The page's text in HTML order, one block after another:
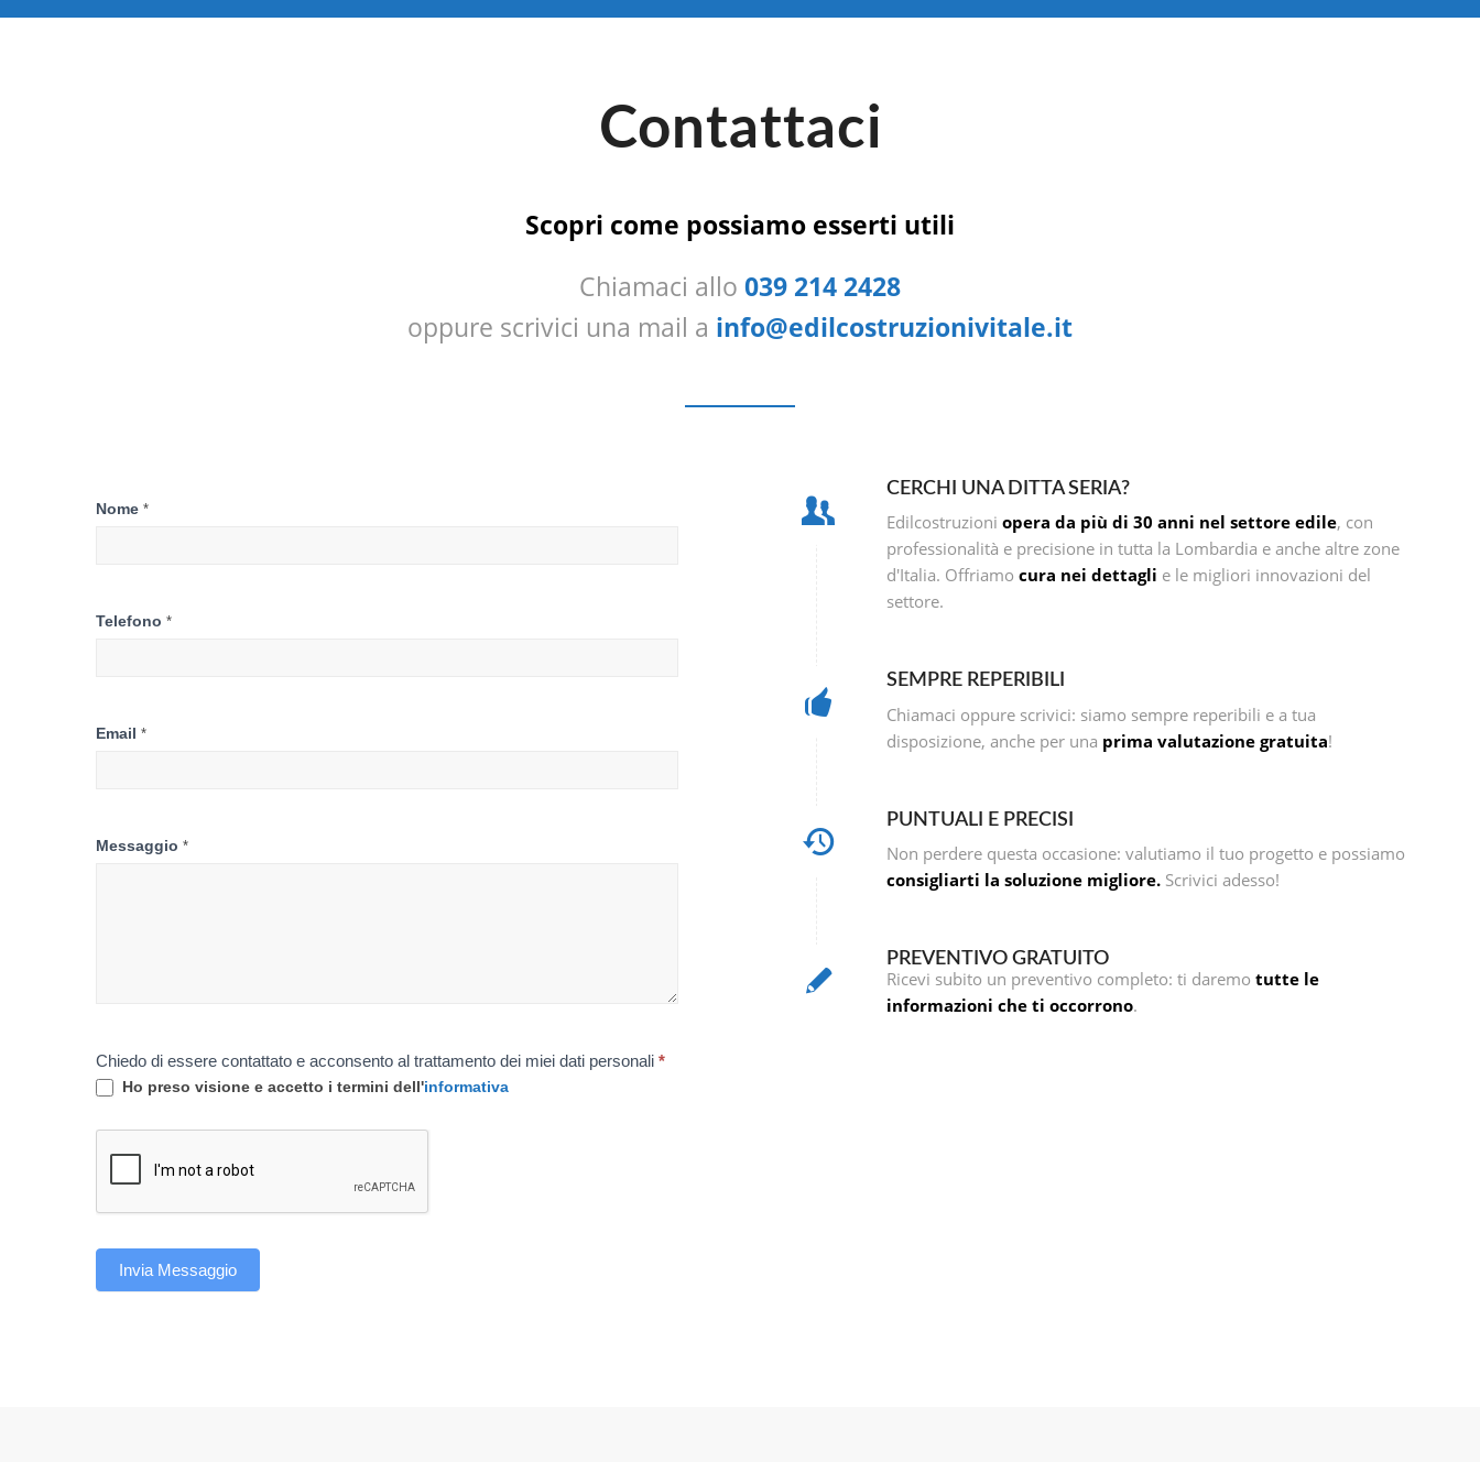
Contattaci
Scopri come possiamo esserti utili
Chiamaci allo 039 214 2428
oppure scrivici una mail a info@edilcostruzionivitale.it
Contattaci
Nome *
Telefono *
Email *
Messaggio *
Chiedo di essere contattato e acconsento al trattamento dei miei dati personali *
Ho preso visione e accetto i termini dell'informativa
Invia Messaggio
CERCHI UNA DITTA SERIA?
Edilcostruzioni opera da più di 30 anni nel settore edile, con
professionalità e precisione in tutta la Lombardia e anche altre zone
d'Italia. Offriamo cura nei dettagli e le migliori innovazioni del
settore.
SEMPRE REPERIBILI
Chiamaci oppure scrivici: siamo sempre reperibili e a tua
disposizione, anche per una prima valutazione gratuita!
PUNTUALI E PRECISI
Non perdere questa occasione: valutiamo il tuo progetto e possiamo
consigliarti la soluzione migliore. Scrivici adesso!
PREVENTIVO GRATUITO
Ricevi subito un preventivo completo: ti daremo tutte le
informazioni che ti occorrono.